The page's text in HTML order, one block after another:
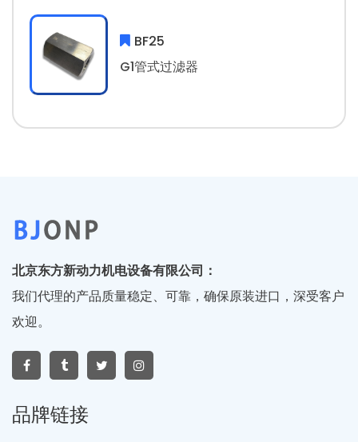
BF25
G1管式过滤器
北京东方新动力机电设备有限公司：
我们代理的产品质量稳定、可靠，确保原装进口，深受客户
欢迎。
品牌链接